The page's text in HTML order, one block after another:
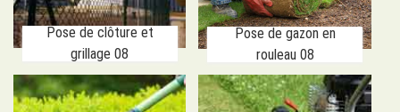
Pose de clôture et
grillage 08
Pose de gazon en
rouleau 08